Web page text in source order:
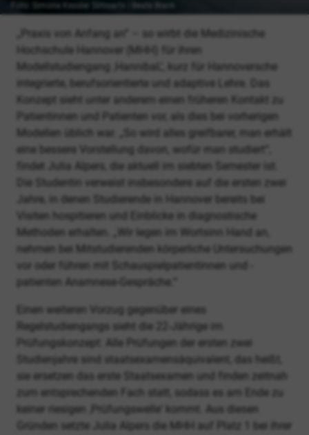
Foto: Simone Kessler Simoarts | Beate Blank
„Praxis von Anfang an“ – so wirbt die Medizinische
Hochschule Hannover (MHH) für ihren
Modellstudiengang ‚HannibaL‘, kurz für Hannoversche
integrierte, berufsorientierte und adaptive Lehre. Das
Konzept sieht unter anderem einen früheren Kontakt zu
Patientinnen und Patienten vor, als dies bei vorherigen
Modellen üblich war. „So wird alles greifbarer, man erhält
eine bessere Vorstellung davon, wofür man studiert“,
findet Julia Alpers, die aktuell im siebten Semester ist.
Die Studentin verweist insbesondere auf die ersten zwei
Jahre, in denen Studierende in Hannover bereits bei
Visiten hospitieren und Einblicke in diagnostische
Methoden erhalten. „Wir legen im Wortsinn Hand an,
nehmen bei Mitstudierenden körperliche Untersuchungen
vor oder führen mit Schauspielpatientinnen und -
patienten Anamnese-Gespräche.“
Einen weiteren Vorzug gegenüber eines
Regelstudiengangs sieht die 22-Jährige im
Prüfungskonzept: Alle Prüfungen der ersten zwei
Studienjahre sind staatsexamensäquivalent, das heißt,
sie ersetzen das erste Staatsexamen und finden zeitnah
zum entsprechenden Fach statt, sodass es am Ende zu
keiner riesigen ‚Prüfungswelle‘ kommt. Aus diesen
Gründen setzte Julia Alpers die MHH auf Platz 1 bei ihrer